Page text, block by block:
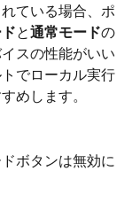
ている場合、ポ
と通常モードの
スの性能がいい
でローカル実行
めします。
ボタンは無効に